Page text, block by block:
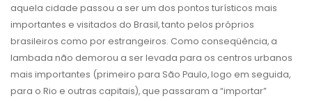
aquela cidade passou a ser um dos pontos turísticos mais
importantes e visitados do Brasil, tanto pelos próprios
brasileiros como por estrangeiros. Como conseqüência, a
lambada não demorou a ser levada para os centros urbanos
mais importantes (primeiro para São Paulo, logo em seguida,
para o Rio e outras capitais), que passaram a “importar”